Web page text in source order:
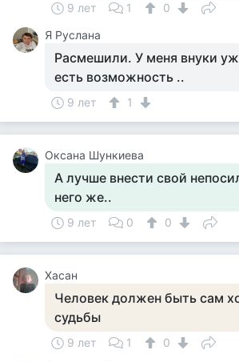
9 лет 1
0
Я Руслана
Расмешили. У меня внуки
есть возможность ..
9 лет 1
Оксана Шункиева
А лучше внести свой
него же..
9 лет 0 0
Хасан
Человек должен быть сам
судьбы
9 лет 1 0